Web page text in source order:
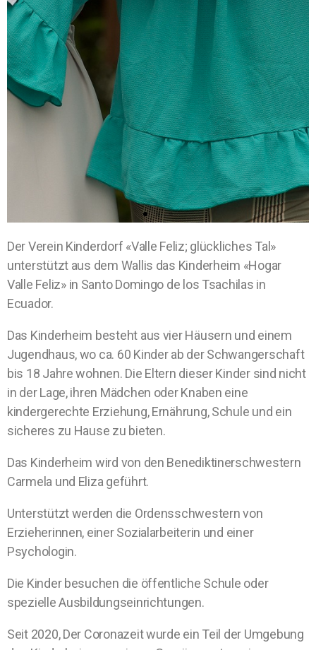
Der Verein Kinderdorf «Valle Feliz; glückliches Tal»
unterstützt aus dem Wallis das Kinderheim «Hogar
Valle Feliz» in Santo Domingo de los Tsachilas in
Ecuador.
Das Kinderheim besteht aus vier Häusern und einem
Jugendhaus, wo ca. 60 Kinder ab der Schwangerschaft
bis 18 Jahre wohnen. Die Eltern dieser Kinder sind nicht
in der Lage, ihren Mädchen oder Knaben eine
kindergerechte Erziehung, Ernährung, Schule und ein
sicheres zu Hause zu bieten.
Das Kinderheim wird von den Benediktinerschwestern
Carmela und Eliza geführt.
Unterstützt werden die Ordensschwestern von
Erzieherinnen, einer Sozialarbeiterin und einer
Psychologin.
Die Kinder besuchen die öffentliche Schule oder
spezielle Ausbildungseinrichtungen.
Seit 2020, Der Coronazeit wurde ein Teil der Umgebung